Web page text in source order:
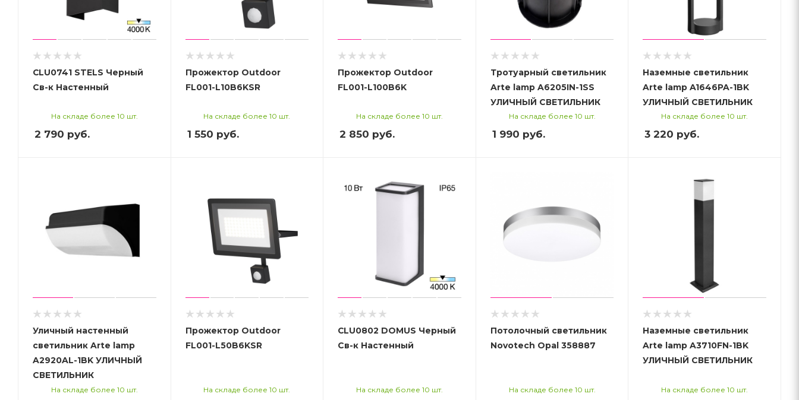
CLU0741 STELS Черный
Св-к Настенный
На складе более 10 шт.
2 790 руб.
Прожектор Outdoor
FL001-L10B6KSR
На складе более 10 шт.
1 550 руб.
Прожектор Outdoor
FL001-L100B6K
На складе более 10 шт.
2 850 руб.
Тротуарный светильник
Arte lamp A6205IN-1SS
УЛИЧНЫЙ СВЕТИЛЬНИК
На складе более 10 шт.
1 990 руб.
Наземные светильник
Arte lamp A1646PA-1BK
УЛИЧНЫЙ СВЕТИЛЬНИК
На складе более 10 шт.
3 220 руб.
Уличный настенный
светильник Arte lamp
A2920AL-1BK УЛИЧНЫЙ
СВЕТИЛЬНИК
На складе более 10 шт.
Прожектор Outdoor
FL001-L50B6KSR
На складе более 10 шт.
CLU0802 DOMUS Черный
Св-к Настенный
На складе более 10 шт.
Потолочный светильник
Novotech Opal 358887
На складе более 10 шт.
Наземные светильник
Arte lamp A3710FN-1BK
УЛИЧНЫЙ СВЕТИЛЬНИК
На складе более 10 шт.